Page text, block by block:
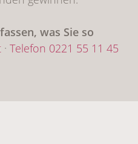
was Sie so
· Telefon 0221 55 11 45